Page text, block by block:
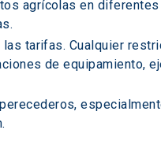
agrícolas en
tarifas. Cualquier
de equipamiento,